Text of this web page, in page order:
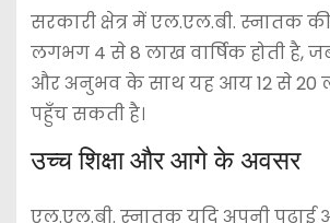
सरकारी क्षेत्र में एल.एल.बी. स्नातक
लगभग 4 से 8 लाख वार्षिक होती है,
और अनुभव के साथ यह आय 12 से 20
पहुँच सकती है।
उच्च शिक्षा और आगे के अवसर
एल.एल.बी. स्नातक यदि अपनी पढ़ाई